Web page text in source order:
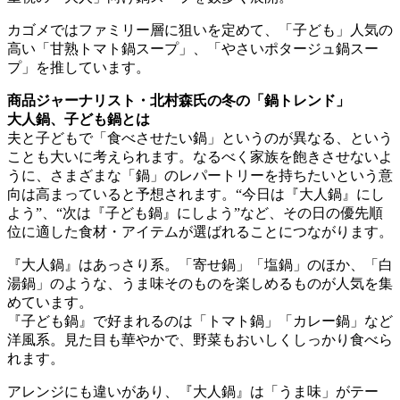
カゴメではファミリー層に狙いを定めて、「子ども」人気の
高い「甘熟トマト鍋スープ」、「やさいポタージュ鍋スー
プ」を推しています。
商品ジャーナリスト・北村森氏の冬の「鍋トレンド」
大人鍋、子ども鍋とは
夫と子どもで「食べさせたい鍋」というのが異なる、という
ことも大いに考えられます。なるべく家族を飽きさせないよ
うに、さまざまな「鍋」のレパートリーを持ちたいという意
向は高まっていると予想されます。“今日は『大人鍋』にし
よう”、“次は『子ども鍋』にしよう”など、その日の優先順
位に適した食材・アイテムが選ばれることにつながります。
『大人鍋』はあっさり系。「寄せ鍋」「塩鍋」のほか、「白
湯鍋」のような、うま味そのものを楽しめるものが人気を集
めています。
『子ども鍋』で好まれるのは「トマト鍋」「カレー鍋」など
洋風系。見た目も華やかで、野菜もおいしくしっかり食べら
れます。
アレンジにも違いがあり、『大人鍋』は「うま味」がテー